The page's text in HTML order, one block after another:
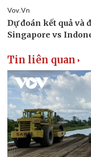
Du lịch
Tư vấn
Tin liên quan